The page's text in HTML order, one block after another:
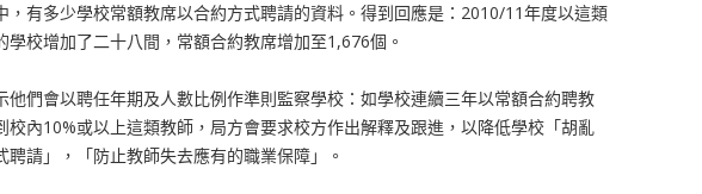
，有多少學校常額教席以合約方式聘請的資料。得到回應是：2010/11年度以這類
學校增加了二十八間，常額合約教席增加至1,676個。
他們會以聘任年期及人數比例作準則監察學校：如學校連續三年以常額合約聘教
校內10%或以上這類教師，局方會要求校方作出解釋及跟進，以降低學校「胡亂
聘請」，「防止教師失去應有的職業保障」。